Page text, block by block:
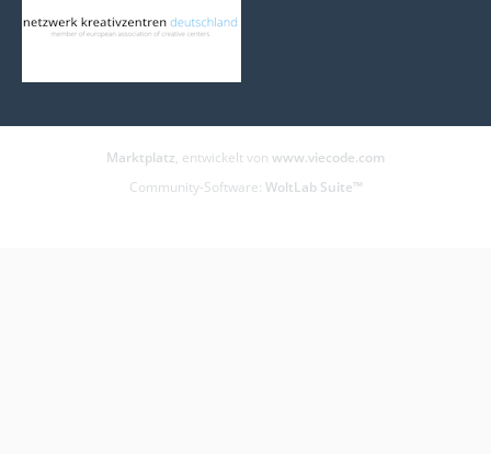
Marktplatz, entwickelt von www.viecode.com
Community-Software: WoltLab Suite™